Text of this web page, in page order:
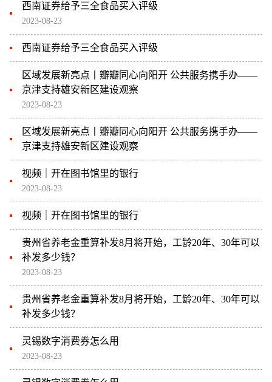
西南证券给予三全食品买入评级
2023-08-23
西南证券给予三全食品买入评级
区域发展新亮点丨瓣瓣同心向阳开 公共服务携手办——
京津支持雄安新区建设观察
2023-08-23
区域发展新亮点丨瓣瓣同心向阳开 公共服务携手办——
京津支持雄安新区建设观察
视频｜开在图书馆里的银行
2023-08-23
视频｜开在图书馆里的银行
贵州省养老金重算补发8月将开始，工龄20年、30年可以
补发多少钱？
2023-08-23
贵州省养老金重算补发8月将开始，工龄20年、30年可以
补发多少钱？
灵锡数字消费券怎么用
2023-08-23